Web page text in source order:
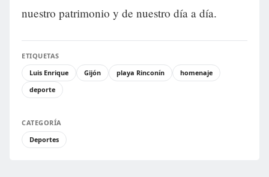
nuestro patrimonio y de nuestro día a día.
ETIQUETAS
Luis Enrique
Gijón playa Rinconín
homenaje
deporte
CATEGORÍA
Deportes